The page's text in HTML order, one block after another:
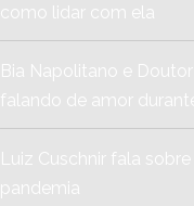
como lidar com ela
Bia Napolitano e
falando de amor
Luiz Cuschnir fala
pandemia